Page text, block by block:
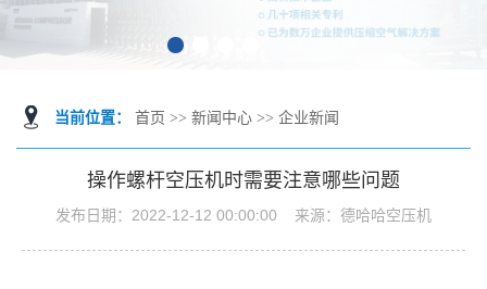
当前位置： 首页 >> 新闻中心 >> 企业新闻
操作螺杆空压机时需要注意哪些问题
发布日期： 2022-12-12 00:00:00 来源： 德哈哈空压机